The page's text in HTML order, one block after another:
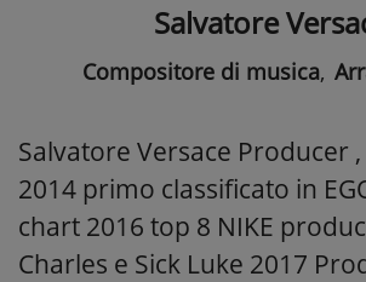
Salvatore
Compositore di musica,
Salvatore Versace Producer
2014 primo classificato in
chart 2016 top 8 NIKE
Charles e Sick Luke 2017